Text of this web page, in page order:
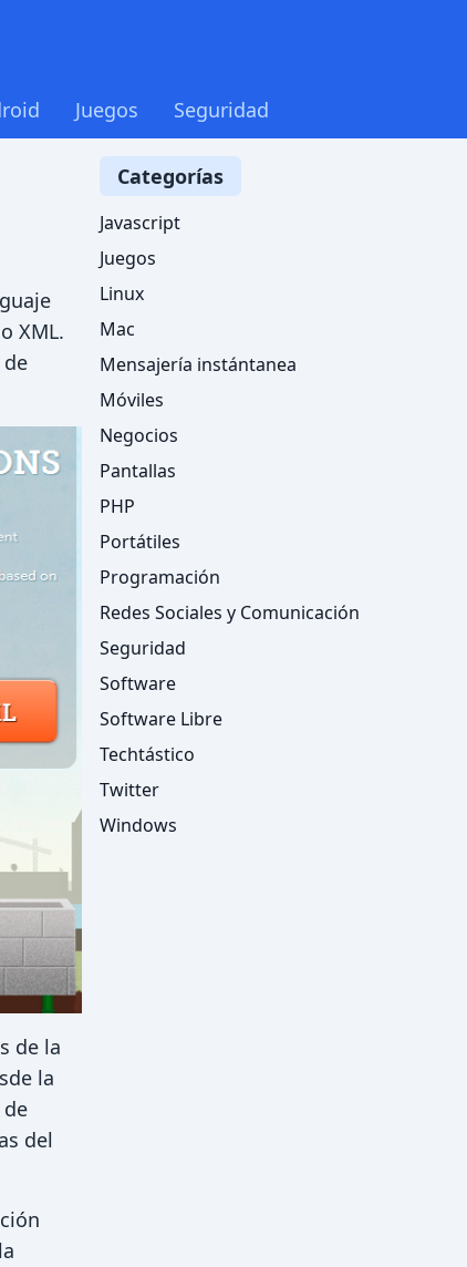
Juegos Seguridad
XML.
de la
la
del
Categorías
Javascript
Juegos
Linux
Mac
Mensajería instántanea
Móviles
Negocios
Pantallas
PHP
Portátiles
Programación
Redes Sociales y Comunicación
Seguridad
Software
Software Libre
Techtástico
Twitter
Windows